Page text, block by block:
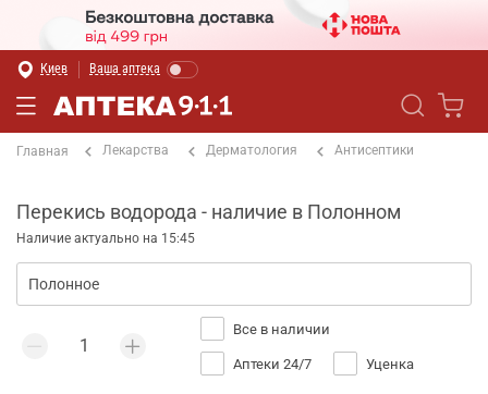
Киев Ваша аптека
Главная Лекарства Дерматология Антисептики
Перекись водорода - наличие в Полонном
Наличие актуально на 15:45
Все в наличии
Аптеки 24/7 Уценка